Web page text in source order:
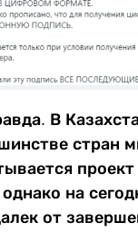
В
стран
на
от